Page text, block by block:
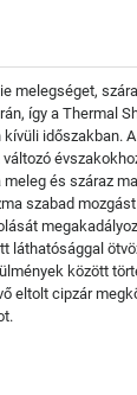
melegséget,
így a Thermal
időszakban.
és száraz
szabad
láthatósággal
között
eltolt cipzár